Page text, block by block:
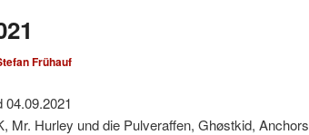
Frühauf
Mr. Hurley und die Pulveraffen, Ghøstkid, Anchors